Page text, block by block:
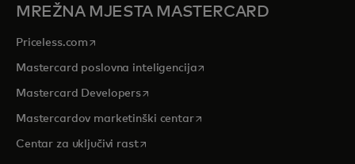
MREŽNA MJESTA MASTERCARD
Priceless.com opens in a new tab
Mastercard poslovna inteligencijaopens in a new tab
Mastercard Developersopens in a new tab
Mastercardov marketinški centaropens in a new tab
Centar za uključivi rastopens in a new tab